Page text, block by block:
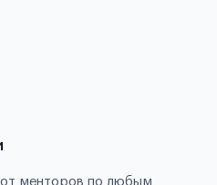
от менторов по любым